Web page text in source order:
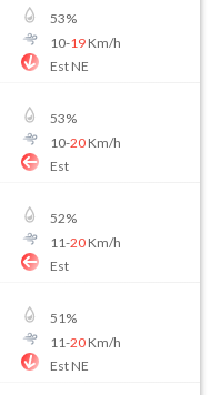
53%
10-19Km/h
Est NE
53%
10-20Km/h
Est
52%
11-20Km/h
Est
51%
11-20Km/h
Est NE